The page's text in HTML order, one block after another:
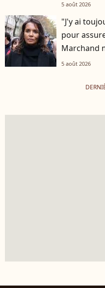
5 août 2026
"J'y ai
pour
Marchand
5 août 2026